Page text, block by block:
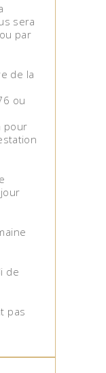
sera
par
de la
ou
pour
de
pas